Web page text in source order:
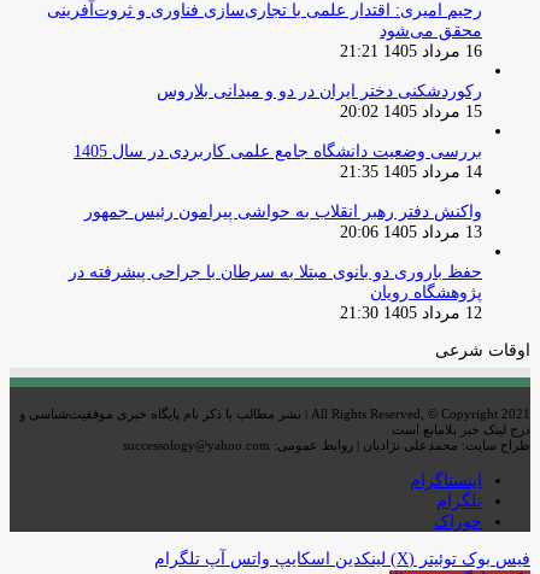
رحیم امیری: اقتدار علمی با تجاری‌سازی فناوری و ثروت‌آفرینی
محقق می‌شود
16 مرداد 1405 21:21
رکوردشکنی دختر ایران در دو و میدانی بلاروس
15 مرداد 1405 20:02
بررسی وضعیت دانشگاه جامع علمی کاربردی در سال 1405
14 مرداد 1405 21:35
واکنش دفتر رهبر انقلاب به حواشی پیرامون رئیس جمهور
13 مرداد 1405 20:06
حفظ باروری دو بانوی مبتلا به سرطان با جراحی پیشرفته در
پژوهشگاه رویان
12 مرداد 1405 21:30
اوقات شرعی
All Rights Reserved, © Copyright 2021 | نشر مطالب با ذکر نام پایگاه خبری موفقیت‌شناسی و
درج لینک خبر بلامانع است
طراح سایت: محمدعلی نژادیان | روابط عمومی: successology@yahoo.com
اینستاگرام
تلگرام
خوراک
فیس بوک توئیتر (X) لینکدین اسکایپ واتس آپ تلگرام